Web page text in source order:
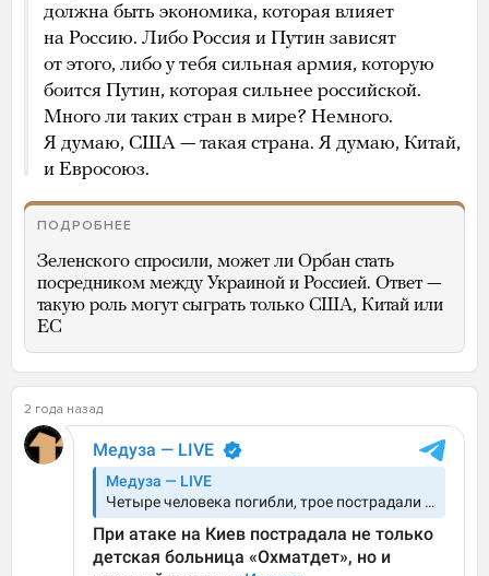
должна быть экономика, которая влияет
на Россию. Либо Россия и Путин зависят
от этого, либо у тебя сильная армия, которую
боится Путин, которая сильнее российской.
Много ли таких стран в мире? Немного.
Я думаю, США — такая страна. Я думаю, Китай,
и Евросоюз.
ПОДРОБНЕЕ
Зеленского спросили, может ли Орбан стать
посредником между Украиной и Россией. Ответ —
такую роль могут сыграть только США, Китай или
ЕС
2 года назад